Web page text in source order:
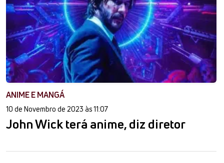
ANIME E MANGÁ
10 de Novembro de 2023 às 11:07
John Wick terá anime, diz diretor